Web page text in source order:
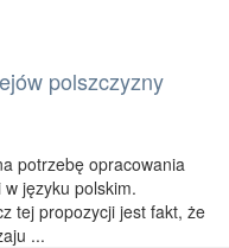
polszczyzny
potrzebę opracowania
języku polskim.
tej propozycji jest fakt, że
...